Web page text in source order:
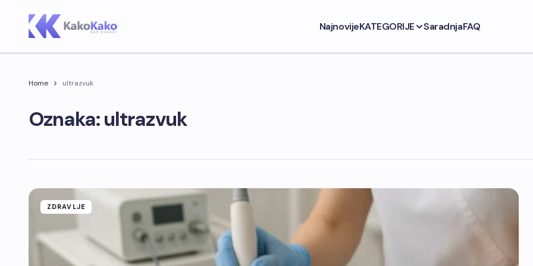
NajnovijeKATEGORIJE SaradnjaFAQ
Home ultrazvuk
Oznaka: ultrazvuk
ZDRAVLJE